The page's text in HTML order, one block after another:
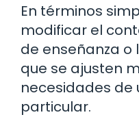
En términos
modificar el
de enseñanza o
que se ajusten
necesidades de
particular.